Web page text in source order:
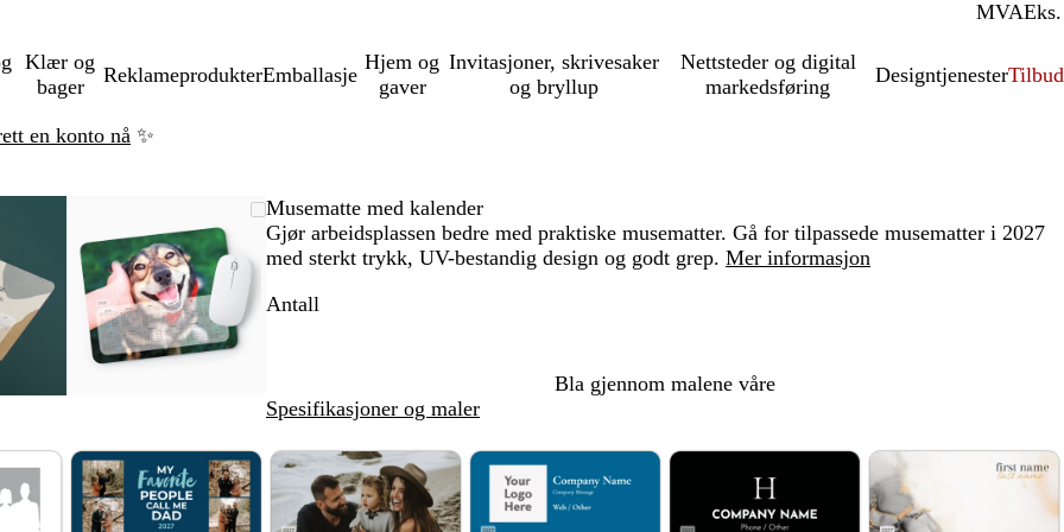
MVAInkl.
Eks.
Klær og
bager
ReklameprodukterEmballasje
Hjem og
gaver
Invitasjoner, skrivesaker
og bryllup
Nettsteder og digital
markedsføring
DesigntjenesterTilbud
en konto nå ✨
som
kan
zoomes
til
minimum
for
å
utvide
tastene
pluss
og
minus
for
å
for
å
panorere
Musematte med kalender
Gjør arbeidsplassen bedre med praktiske musematter. Gå for tilpassede musematter i 2027
med sterkt trykk, UV-bestandig design og godt grep. Mer informasjon
Antall
Bla gjennom malene våre
Spesifikasjoner og maler